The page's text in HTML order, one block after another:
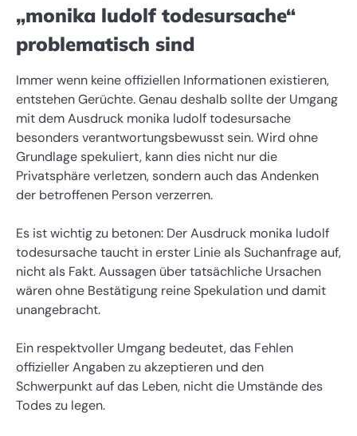
„monika ludolf todesursache“
problematisch sind
Immer wenn keine offiziellen Informationen existieren,
entstehen Gerüchte. Genau deshalb sollte der Umgang
mit dem Ausdruck monika ludolf todesursache
besonders verantwortungsbewusst sein. Wird ohne
Grundlage spekuliert, kann dies nicht nur die
Privatsphäre verletzen, sondern auch das Andenken
der betroffenen Person verzerren.
Es ist wichtig zu betonen: Der Ausdruck monika ludolf
todesursache taucht in erster Linie als Suchanfrage auf,
nicht als Fakt. Aussagen über tatsächliche Ursachen
wären ohne Bestätigung reine Spekulation und damit
unangebracht.
Ein respektvoller Umgang bedeutet, das Fehlen
offizieller Angaben zu akzeptieren und den
Schwerpunkt auf das Leben, nicht die Umstände des
Todes zu legen.